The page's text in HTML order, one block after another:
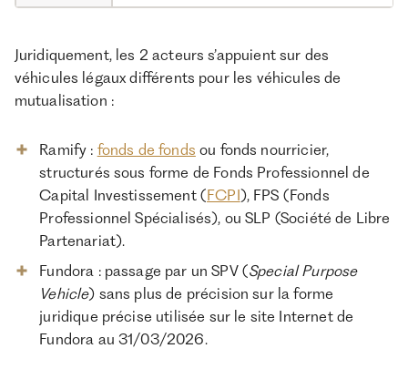
Juridiquement, les 2 acteurs s’appuient sur des
véhicules légaux différents pour les véhicules de
mutualisation :
Ramify : fonds de fonds ou fonds nourricier,
structurés sous forme de Fonds Professionnel de
Capital Investissement (FCPI), FPS (Fonds
Professionnel Spécialisés), ou SLP (Société de Libre
Partenariat).
Fundora : passage par un SPV (Special Purpose
Vehicle) sans plus de précision sur la forme
juridique précise utilisée sur le site Internet de
Fundora au 31/03/2026.